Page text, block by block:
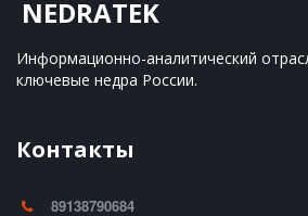
NEDRATEK
Информационно-аналитический
ключевые недра России.
Контакты
89138790684